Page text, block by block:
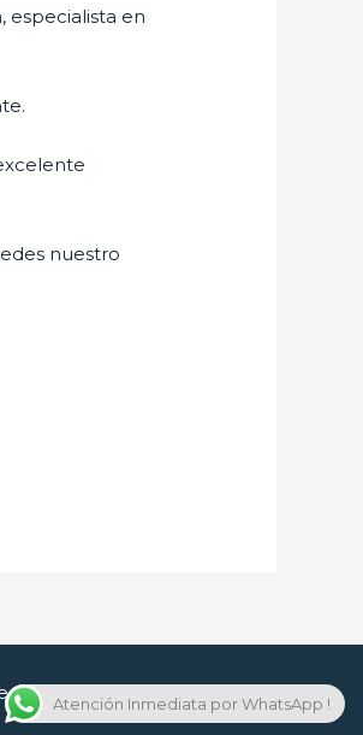
especialista en
nuestro
by Cerrajero en Guadalajara
Atención Inmediata por WhatsApp !